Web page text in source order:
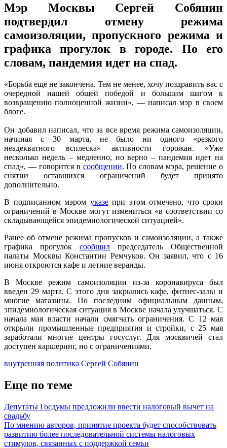
Мэр Москвы Сергей Собянин
подтвердил отмену режима
самоизоляции, пропускного режима и
графика прогулок в городе. По его
словам, пандемия идет на спад.
«Борьба еще не закончена. Тем не менее, хочу поздравить вас с
очередной нашей общей победой и большим шагом к
возвращению полноценной жизни», — написал мэр в своем
блоге.
Он добавил написал, что за все время режима самоизоляции,
начиная с 30 марта, не было ни одного «резкого
неадекватного всплеска» активности горожан. «Уже
несколько недель – медленно, но верно – пандемия идет на
спад», — говорится в сообщении. По словам мэра, решение о
снятии оставшихся ограничений будет принято
дополнительно.
В подписанном мэром указепри этом отмечено, что сроки
ограничений в Москве могут измениться «в соответствии со
складывающейся эпидемиологической ситуацией».
Ранее об отмене режима пропусков и самоизоляции, а также
графика прогулок сообщил председатель Общественной
палаты Москвы Константин Ремчуков. Он заявил, что с 16
июня откроются кафе и летние веранды.
В Москве режим самоизоляции из-за коронавируса был
введен 29 марта. С этого дня закрылись кафе, фитнес-залы и
многие магазины. По последним официальным данным,
эпидемиологическая ситуация в Москве начала улучшаться. С
начала мая власти начали смягчать ограничения. С 12 мая
открыли промышленные предприятия и стройки, с 25 мая
заработали многие центры госуслуг. Для москвичей стал
доступен каршеринг, но с ограничениями.
внутренняя политика Сергей Собянин
Еще по теме
Депутаты Госдумы предложили ввести налоговый вычет на
свадьбу
По мнению авторов, принятие проекта будет способствовать
развитию более последовательной системы налоговых
стимулов, связанных с поддержкой семьи